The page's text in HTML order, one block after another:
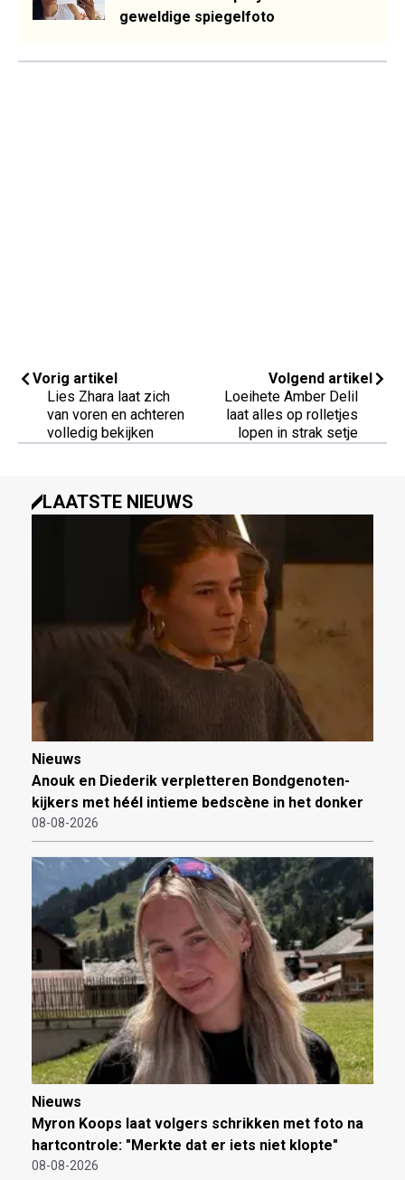
geweldige spiegelfoto
Vorig artikel
Lies Zhara laat zich
van voren en achteren
volledig bekijken
Volgend artikel
Loeihete Amber Delil
laat alles op rolletjes
lopen in strak setje
LAATSTE NIEUWS
Nieuws
Anouk en Diederik verpletteren Bondgenoten-
kijkers met héél intieme bedscène in het donker
08-08-2026
Nieuws
Myron Koops laat volgers schrikken met foto na
hartcontrole: "Merkte dat er iets niet klopte"
08-08-2026